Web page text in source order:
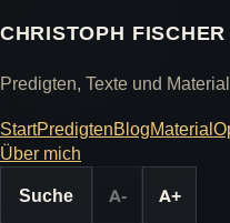
CHRISTOPH FISCHER
Predigten, Texte und
StartPredigtenBlogMaterial
Über mich
Suche
A- A+